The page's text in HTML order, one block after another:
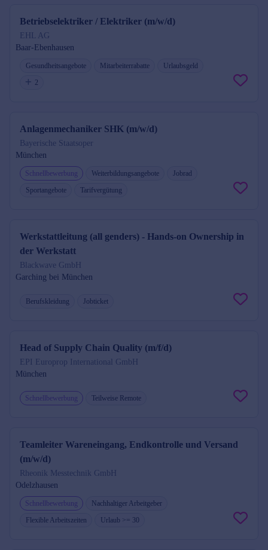
Betriebselektriker / Elektriker (m/w/d)
EHL AG
Baar-Ebenhausen
Gesundheitsangebote Mitarbeiterrabatte
Urlaubsgeld
2
Anlagenmechaniker SHK (m/w/d)
Bayerische Staatsoper
München
Schnellbewerbung Weiterbildungsangebote
Jobrad
Sportangebote
Tarifvergütung
Werkstattleitung (all genders) - Hands-on Ownership in
der Werkstatt
Blackwave GmbH
Garching bei München
Berufskleidung Jobticket
Head of Supply Chain Quality (m/f/d)
EPI Europrop International GmbH
München
Schnellbewerbung Teilweise Remote
Teamleiter Wareneingang, Endkontrolle und Versand
(m/w/d)
Rheonik Messtechnik GmbH
Odelzhausen
Schnellbewerbung
Nachhaltiger Arbeitgeber
Flexible Arbeitszeiten
Urlaub >= 30